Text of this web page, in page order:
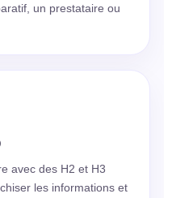
un prestataire ou
avec des H2 et H3
les informations et